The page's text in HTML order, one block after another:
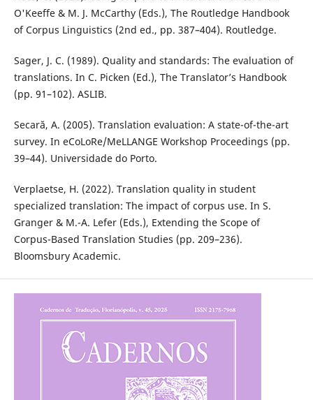
O'Keeffe & M. J. McCarthy (Eds.), The Routledge Handbook
of Corpus Linguistics (2nd ed., pp. 387–404). Routledge.
Sager, J. C. (1989). Quality and standards: The evaluation of
translations. In C. Picken (Ed.), The Translator’s Handbook
(pp. 91–102). ASLIB.
Secară, A. (2005). Translation evaluation: A state-of-the-art
survey. In eCoLoRe/MeLLANGE Workshop Proceedings (pp.
39–44). Universidade do Porto.
Verplaetse, H. (2022). Translation quality in student
specialized translation: The impact of corpus use. In S.
Granger & M.-A. Lefer (Eds.), Extending the Scope of
Corpus-Based Translation Studies (pp. 209–236).
Bloomsbury Academic.